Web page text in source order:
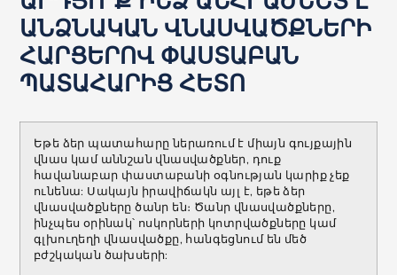
ԱՆՁՆԱԿԱՆ ՎՆԱՍՎԱԾՔՆԵՐԻ
ՀԱՐՑԵՐՈՎ ՓԱՍՏԱԲԱՆ
ՊԱՏԱՀԱՐԻՑ ՀԵՏՈ
Եթե ​​ձեր պատահարը ներառում է միայն գույքային
վնաս կամ աննշան վնասվածքներ, դուք
հավանաբար փաստաբանի օգնության կարիք չեք
ունենա: Սակայն իրավիճակն այլ է, եթե ձեր
վնասվածքները ծանր են։ Ծանր վնասվածքները,
ինչպես օրինակ՝ ոսկորների կոտրվածքները կամ
գլխուղեղի վնասվածքը, հանգեցնում են մեծ
բժշկական ծախսերի: